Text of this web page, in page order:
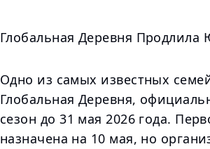
Глобальная Деревня
Одно из самых известных
Глобальная Деревня,
сезон до 31 мая 2026 года.
назначена на 10 мая, но